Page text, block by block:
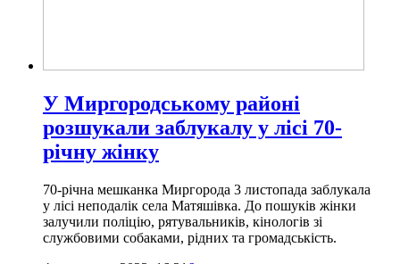
У Миргородському районі
розшукали заблукалу у лісі 70-
річну жінку
70-річна мешканка Миргорода 3 листопада заблукала
у лісі неподалік села Матяшівка. До пошуків жінки
залучили поліцію, рятувальників, кінологів зі
службовими собаками, рідних та громадськість.